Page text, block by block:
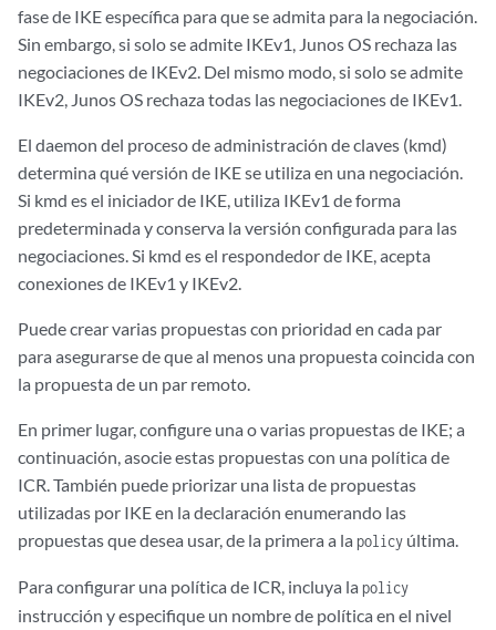
fase de IKE específica para que se admita para la negociación.
Sin embargo, si solo se admite IKEv1, Junos OS rechaza las
negociaciones de IKEv2. Del mismo modo, si solo se admite
IKEv2, Junos OS rechaza todas las negociaciones de IKEv1.
El daemon del proceso de administración de claves (kmd)
determina qué versión de IKE se utiliza en una negociación.
Si kmd es el iniciador de IKE, utiliza IKEv1 de forma
predeterminada y conserva la versión configurada para las
negociaciones. Si kmd es el respondedor de IKE, acepta
conexiones de IKEv1 y IKEv2.
Puede crear varias propuestas con prioridad en cada par
para asegurarse de que al menos una propuesta coincida con
la propuesta de un par remoto.
En primer lugar, configure una o varias propuestas de IKE; a
continuación, asocie estas propuestas con una política de
ICR. También puede priorizar una lista de propuestas
utilizadas por IKE en la declaración enumerando las
propuestas que desea usar, de la primera a la policy última.
Para configurar una política de ICR, incluya la policy
instrucción y especifique un nombre de política en el nivel